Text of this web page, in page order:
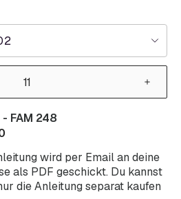
wird per Email an deine
als PDF geschickt. Du kannst
die Anleitung separat kaufen
FAM 248